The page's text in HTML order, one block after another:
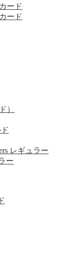
ード
ード
）
レギュラー
ー